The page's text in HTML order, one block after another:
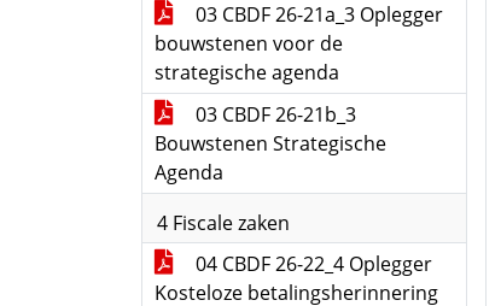
03 CBDF 26-21a_3 Oplegger
bouwstenen voor de
strategische agenda
03 CBDF 26-21b_3
Bouwstenen Strategische
Agenda
4 Fiscale zaken
04 CBDF 26-22_4 Oplegger
Kosteloze betalingsherinnering